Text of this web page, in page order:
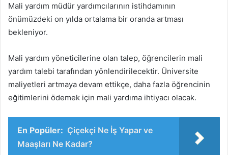
Mali yardım müdür yardımcılarının istihdamının
önümüzdeki on yılda ortalama bir oranda artması
bekleniyor.
Mali yardım yöneticilerine olan talep, öğrencilerin mali
yardım talebi tarafından yönlendirilecektir. Üniversite
maliyetleri artmaya devam ettikçe, daha fazla öğrencinin
eğitimlerini ödemek için mali yardıma ihtiyacı olacak.
En Popüler: Çiçekçi Ne İş Yapar ve
Maaşları Ne Kadar?